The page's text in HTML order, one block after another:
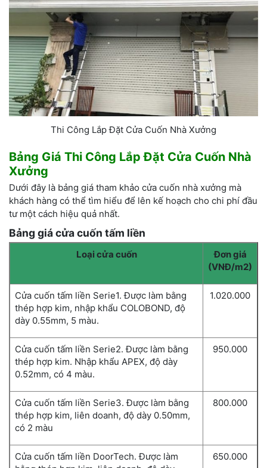
Thi Công Lắp Đặt Cửa Cuốn Nhà Xưởng
Bảng Giá Thi Công Lắp Đặt Cửa Cuốn Nhà
Xưởng
Dưới đây là bảng giá tham khảo cửa cuốn nhà xưởng mà
khách hàng có thể tìm hiểu để lên kế hoạch cho chi phí đầu
tư một cách hiệu quả nhất.
Bảng giá cửa cuốn tấm liền
Loại cửa cuốn
Đơn giá
(VNĐ/m2)
Cửa cuốn tấm liền Serie1. Được làm bằng
thép hợp kim, nhập khẩu COLOBOND, độ
dày 0.55mm, 5 màu.
1.020.000
Cửa cuốn tấm liền Serie2. Được làm bằng
thép hợp kim. Nhập khẩu APEX, độ dày
0.52mm, có 4 màu.
950.000
Cửa cuốn tấm liền Serie3. Được làm bằng
thép hợp kim, liên doanh, độ dày 0.50mm,
có 2 màu
800.000
Cửa cuốn tấm liền DoorTech. Được làm
650.000